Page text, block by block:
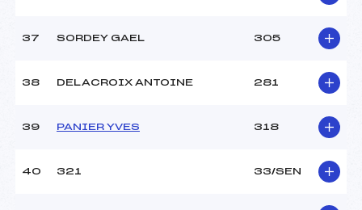
37 SORDEY GAEL 305
38 DELACROIX ANTOINE 281
39 PANIER YVES 318
40 321 33/SEN